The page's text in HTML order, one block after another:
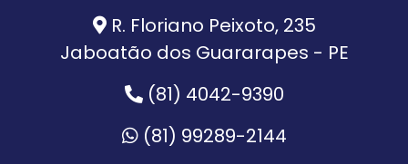
R. Floriano Peixoto, 235
Jaboatão dos Guararapes - PE
(81) 4042-9390
(81) 99289-2144